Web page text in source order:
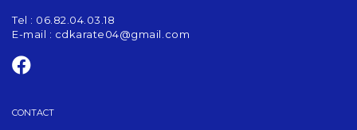
Tel : 06.82.04.03.18
E-mail : cdkarate04@gmail.com
CONTACT